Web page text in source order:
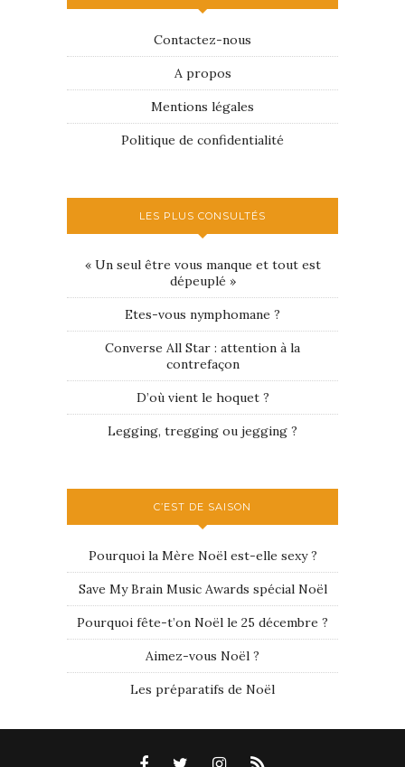
Contactez-nous
A propos
Mentions légales
Politique de confidentialité
LES PLUS CONSULTÉS
« Un seul être vous manque et tout est
dépeuplé »
Etes-vous nymphomane ?
Converse All Star : attention à la
contrefaçon
D’où vient le hoquet ?
Legging, tregging ou jegging ?
C’EST DE SAISON
Pourquoi la Mère Noël est-elle sexy ?
Save My Brain Music Awards spécial Noël
Pourquoi fête-t’on Noël le 25 décembre ?
Aimez-vous Noël ?
Les préparatifs de Noël